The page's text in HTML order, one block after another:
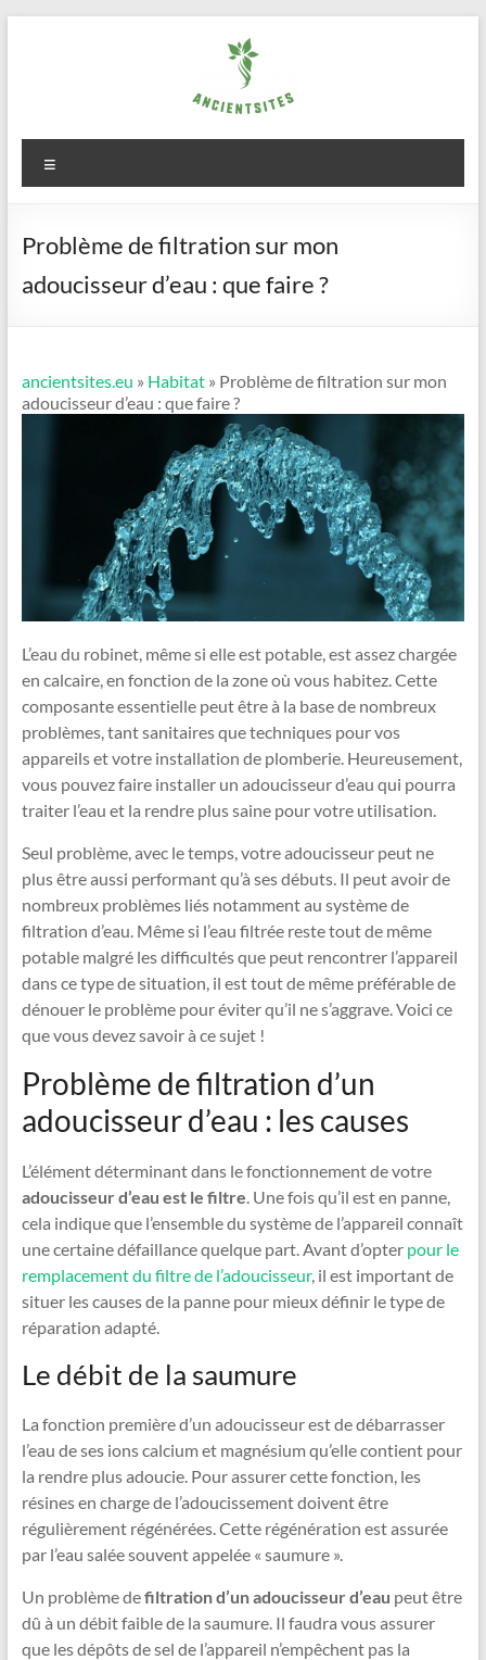
ancientsites.eu
Problème de filtration sur mon
adoucisseur d’eau : que faire ?
ancientsites.eu » Habitat» Problème de filtration sur mon
adoucisseur d’eau : que faire ?
L’eau du robinet, même si elle est potable, est assez chargée
en calcaire, en fonction de la zone où vous habitez. Cette
composante essentielle peut être à la base de nombreux
problèmes, tant sanitaires que techniques pour vos
appareils et votre installation de plomberie. Heureusement,
vous pouvez faire installer un adoucisseur d’eau qui pourra
traiter l’eau et la rendre plus saine pour votre utilisation.
Seul problème, avec le temps, votre adoucisseur peut ne
plus être aussi performant qu’à ses débuts. Il peut avoir de
nombreux problèmes liés notamment au système de
filtration d’eau. Même si l’eau filtrée reste tout de même
potable malgré les difficultés que peut rencontrer l’appareil
dans ce type de situation, il est tout de même préférable de
dénouer le problème pour éviter qu’il ne s’aggrave. Voici ce
que vous devez savoir à ce sujet !
Problème de filtration d’un
adoucisseur d’eau : les causes
L’élément déterminant dans le fonctionnement de votre
adoucisseur d’eau est le filtre. Une fois qu’il est en panne,
cela indique que l’ensemble du système de l’appareil connaît
une certaine défaillance quelque part. Avant d’opter pour le
remplacement du filtre de l’adoucisseur, il est important de
situer les causes de la panne pour mieux définir le type de
réparation adapté.
Le débit de la saumure
La fonction première d’un adoucisseur est de débarrasser
l’eau de ses ions calcium et magnésium qu’elle contient pour
la rendre plus adoucie. Pour assurer cette fonction, les
résines en charge de l’adoucissement doivent être
régulièrement régénérées. Cette régénération est assurée
par l’eau salée souvent appelée « saumure ».
Un problème defiltration d’un adoucisseur d’eau peut être
dû à un débit faible de la saumure. Il faudra vous assurer
que les dépôts de sel de l’appareil n’empêchent pas la